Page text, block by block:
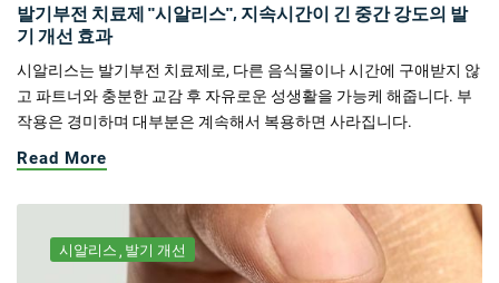
발기부전 치료제 "시알리스", 지속시간이 긴 중간 강도의 발
기 개선 효과
시알리스는 발기부전 치료제로, 다른 음식물이나 시간에 구애받지 않
고 파트너와 충분한 교감 후 자유로운 성생활을 가능케 해줍니다. 부
작용은 경미하며 대부분은 계속해서 복용하면 사라집니다.
Read More
시알리스 발기 개선